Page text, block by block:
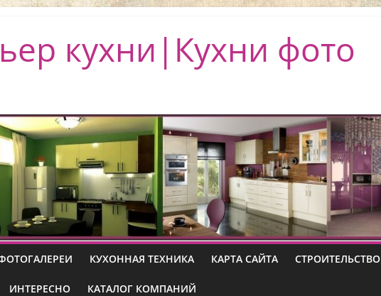
кухни|Кухни фото
КУХОННАЯ ТЕХНИКА КАРТА САЙТА СТРОИТЕЛЬСТВО
ИНТЕРЕСНО КАТАЛОГ КОМПАНИЙ